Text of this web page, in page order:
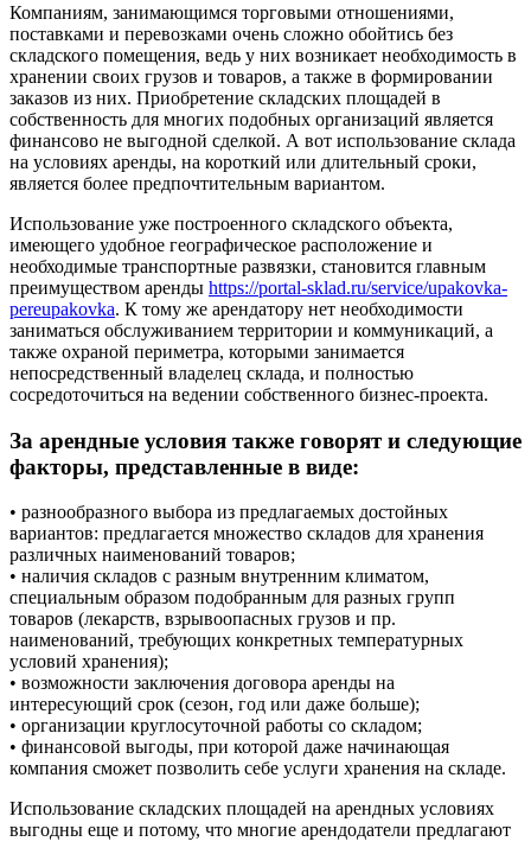
Компаниям, занимающимся торговыми отношениями,
поставками и перевозками очень сложно обойтись без
складского помещения, ведь у них возникает необходимость в
хранении своих грузов и товаров, а также в формировании
заказов из них. Приобретение складских площадей в
собственность для многих подобных организаций является
финансово не выгодной сделкой. А вот использование склада
на условиях аренды, на короткий или длительный сроки,
является более предпочтительным вариантом.
Использование уже построенного складского объекта,
имеющего удобное географическое расположение и
необходимые транспортные развязки, становится главным
преимуществом аренды https://portal-sklad.ru/service/upakovka-
pereupakovka. К тому же арендатору нет необходимости
заниматься обслуживанием территории и коммуникаций, а
также охраной периметра, которыми занимается
непосредственный владелец склада, и полностью
сосредоточиться на ведении собственного бизнес-проекта.
За арендные условия также говорят и следующие
факторы, представленные в виде:
• разнообразного выбора из предлагаемых достойных
вариантов: предлагается множество складов для хранения
различных наименований товаров;
• наличия складов с разным внутренним климатом,
специальным образом подобранным для разных групп
товаров (лекарств, взрывоопасных грузов и пр.
наименований, требующих конкретных температурных
условий хранения);
• возможности заключения договора аренды на
интересующий срок (сезон, год или даже больше);
• организации круглосуточной работы со складом;
• финансовой выгоды, при которой даже начинающая
компания сможет позволить себе услуги хранения на складе.
Использование складских площадей на арендных условиях
выгодны еще и потому, что многие арендодатели предлагают